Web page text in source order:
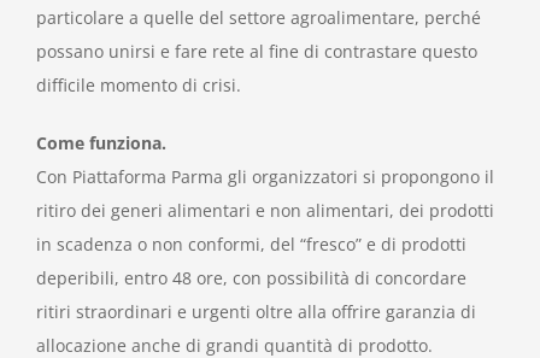
particolare a quelle del settore agroalimentare, perché
possano unirsi e fare rete al fine di contrastare questo
difficile momento di crisi.
Come funziona.
Con Piattaforma Parma gli organizzatori si propongono il
ritiro dei generi alimentari e non alimentari, dei prodotti
in scadenza o non conformi, del “fresco” e di prodotti
deperibili, entro 48 ore, con possibilità di concordare
ritiri straordinari e urgenti oltre alla offrire garanzia di
allocazione anche di grandi quantità di prodotto.